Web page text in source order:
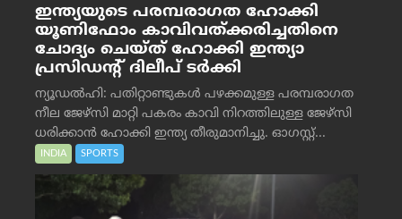
ഇന്ത്യയുടെ പരമ്പരാഗത ഹോക്കി
യൂണിഫോം കാവിവത്ക്കരിച്ചതിനെ
ചോദ്യം ചെയ്ത് ഹോക്കി ഇന്ത്യാ
പ്രസിഡന്റ് ദിലീപ് ടര്‍ക്കി
ന്യൂഡൽഹി: പതിറ്റാണ്ടുകൾ പഴക്കമുള്ള പരമ്പരാഗത
നീല ജേഴ്‌സി മാറ്റി പകരം കാവി നിറത്തിലുള്ള ജേഴ്‌സി
ധരിക്കാൻ ഹോക്കി ഇന്ത്യ തീരുമാനിച്ചു. ഓഗസ്റ്റ്...
INDIA SPORTS